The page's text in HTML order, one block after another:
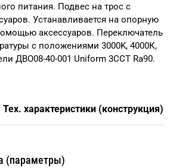
питания. Подвес на трос с
Устанавливается на опорную
аксессуаров. Переключатель
с положениями 3000K, 4000К,
ДВО08-40-001 Uniform 3ССТ Ra90.
Тех. характеристики (конструкция)
(параметры)